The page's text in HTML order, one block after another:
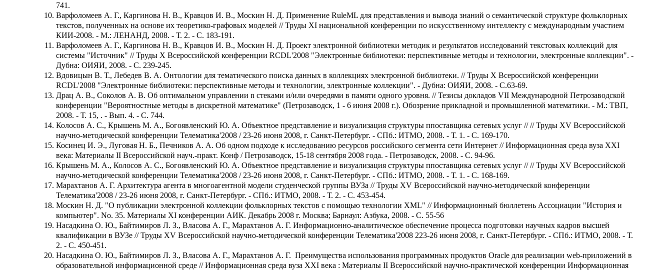
741.
Варфоломеев А. Г., Каргинова Н. В., Кравцов И. В., Москин Н. Д. Применение RuleML для представления и вывода знаний о семантической структуре фольклорных
текстов, полученных на основе их теоретико-графовых моделей // Труды XI национальной конференции по искусственному интеллекту с международным участием
КИИ-2008. - М.: ЛЕНАНД, 2008. - Т. 2. - С. 183-191.
Варфоломеев А. Г., Каргинова Н. В., Кравцов И. В., Москин Н. Д. Проект электронной библиотеки методик и результатов исследований текстовых коллекций для
системы "Источник" // Труды Х Всероссийской конференции RCDL'2008 "Электронные библиотеки: перспективные методы и технологии, электронные коллекции". -
Дубна: ОИЯИ, 2008. - C. 239-245.
Вдовицын В. Т., Лебедев В. А. Онтологии для тематического поиска данных в коллекциях электронной библиотеки. // Труды Х Всероссийской конференции
RCDL'2008 "Электронные библиотеки: перспективные методы и технологии, электронные коллекции". - Дубна: ОИЯИ, 2008. - С.63-69.
Драц А. В., Соколов А. В. Об оптимальном управлении n стеками и/или очередями в памяти одного уровня. // Тезисы докладов VII Международной Петрозаводской
конференции "Вероятностные методы в дискретной математике" (Петрозаводск, 1 - 6 июня 2008 г.). Обозрение прикладной и промышленной математики. - М.: ТВП,
2008. - Т. 15, . - Вып. 4. - С. 744.
Колосов А. С., Крышень М. А., Богоявленский Ю. А. Объектное представление и визуализация структуры ппоставщика сетевых услуг // // Труды XV Всероссийской
научно-методической конференции Телематика'2008 / 23-26 июня 2008, г. Санкт-Петербург. - СПб.: ИТМО, 2008. - Т. 1. - С. 169-170.
Косинец И. Э., Луговая Н. Б., Печников А. А. Об одном подходе к исследованию ресурсов российского сегмента сети Интернет // Информационная среда вуза XXI
века: Материалы II Всероссийской науч.-практ. Конф / Петрозаводск, 15-18 сентября 2008 года. - Петрозаводск, 2008. - C. 94-96.
Крышень М. А., Колосов А. С., Богоявленский Ю. А. Объектное представление и визуализация структуры ппоставщика сетевых услуг // // Труды XV Всероссийской
научно-методической конференции Телематика'2008 / 23-26 июня 2008, г. Санкт-Петербург. - СПб.: ИТМО, 2008. - Т. 1. - С. 168-169.
Марахтанов А. Г. Архитектура агента в многоагентной модели студенческой группы ВУЗа // Труды XV Всероссийской научно-методической конференции
Телематика'2008 / 23-26 июня 2008, г. Санкт-Петербург. - СПб.: ИТМО, 2008. - Т. 2. - С. 453-454.
Москин Н. Д. "О публикации электронной коллекции фольклорных текстов с помощью технологии XML" // Информационный бюллетень Ассоциации "История и
компьютер". No. 35. Материалы XI конференции АИК. Декабрь 2008 г. Москва; Барнаул: Азбука, 2008. - С. 55-56
Насадкина О. Ю., Байтимиров Л. З., Власова А. Г., Марахтанов А. Г. Информационно-аналитическое обеспечение процесса подготовки научных кадров высшей
квалификации в ВУЗе // Труды XV Всероссийской научно-методической конференции Телематика'2008 223-26 июня 2008, г. Санкт-Петербург. - СПб.: ИТМО, 2008. - Т.
2. - С. 450-451.
Насадкина О. Ю., Байтимиров Л. З., Власова А. Г., Марахтанов А. Г. Преимущества использования программных продуктов Oracle для реализации web-приложений в
образовательной информационной среде // Информационная среда вуза XXI века : Материалы II Всероссийской научно-практической конференции Информационная